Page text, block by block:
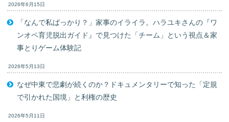
2026年6月15日
「なんで私ばっかり？」家事のイライラ。ハラユキさんの『ワ
ンオペ育児脱出ガイド』で見つけた「チーム」という視点＆家
事とりゲーム体験記
2026年5月13日
なぜ中東で悲劇が続くのか？ドキュメンタリーで知った「定規
で引かれた国境」と利権の歴史
2026年5月11日